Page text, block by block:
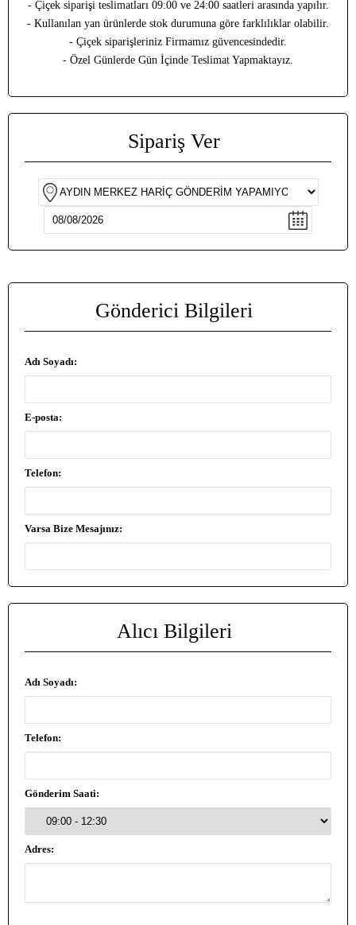
- Çiçek siparişi teslimatları 09:00 ve 24:00 saatleri arasında yapılır.
- Kullanılan yan ürünlerde stok durumuna göre farklılıklar olabilir.
- Çiçek siparişleriniz Firmamız güvencesindedir.
- Özel Günlerde Gün İçinde Teslimat Yapmaktayız.
Sipariş Ver
Gönderici Bilgileri
Adı Soyadı:
E-posta:
Telefon:
Varsa Bize Mesajınız:
Alıcı Bilgileri
Adı Soyadı:
Telefon:
Gönderim Saati:
Adres: